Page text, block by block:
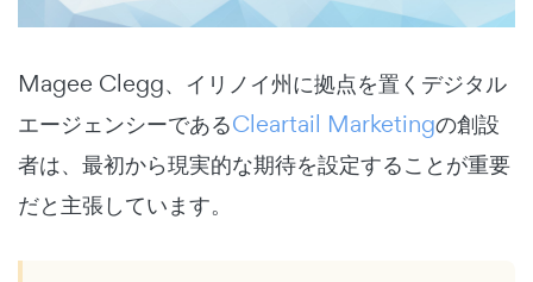
Magee Clegg、イリノイ州に拠点を置くデジタル
エージェンシーであるCleartail Marketingの創設
者は、最初から現実的な期待を設定することが重要
だと主張しています。